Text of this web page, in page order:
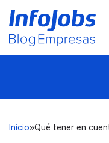
Inicio Qué tener en